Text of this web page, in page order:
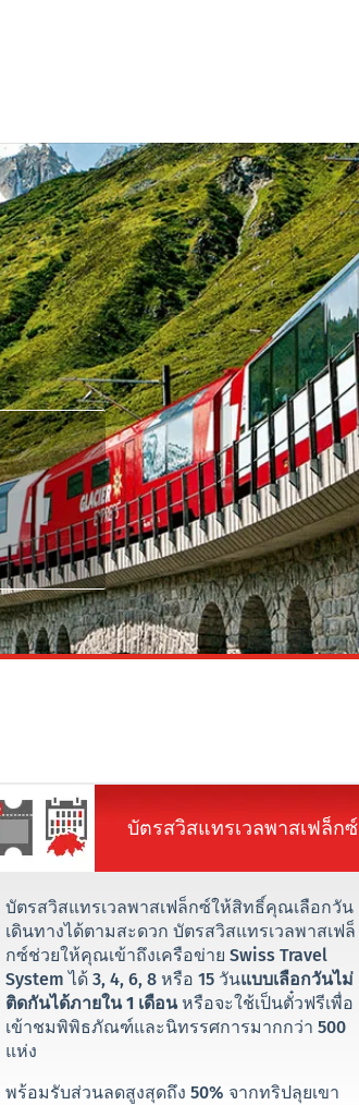
บัตรสวิสแทรเวลพาสเฟล็กซ์
บัตรสวิสแทรเวลพาสเฟล็กซ์ให้สิทธิ์คุณเลือกวัน
เดินทางได้ตามสะดวก บัตรสวิสแทรเวลพาสเฟล็
กซ์ช่วยให้คุณเข้าถึงเครือข่าย Swiss Travel
System ได้ 3, 4, 6, 8 หรือ 15 วันแบบเลือกวันไม่
ติดกันได้ภายใน 1 เดือนหรือจะใช้เป็นตั๋วฟรีเพื่อ
เข้าชมพิพิธภัณฑ์และนิทรรศการมากกว่า 500
แห่ง
พร้อมรับส่วนลดสูงสุดถึง 50% จากทริปลุยเขา